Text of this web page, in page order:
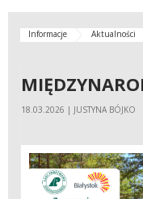
Informacje Aktualności
18.03.2026 | JUSTYNA BÓJKO